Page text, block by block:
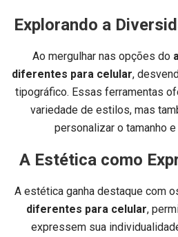
Explorando a
Ao mergulhar nas opções do
diferentes para celular,
tipográfico. Essas ferramentas
variedade de estilos, mas
personalizar o tamanho
A Estética como
A estética ganha destaque com
diferentes para celular,
expressem sua